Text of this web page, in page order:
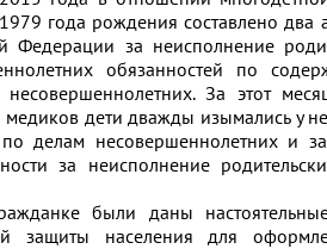
года рождения составлено два
Федерации за неисполнение
обязанностей по
несовершеннолетних. За этот
дети дважды изымались у
делам несовершеннолетних и
за неисполнение
были даны
защиты населения для